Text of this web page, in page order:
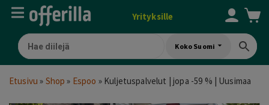
Yrityksille
Koko Suomi
Etusivu » Shop » Espoo » Kuljetuspalvelut | jopa -59 % | Uusimaa